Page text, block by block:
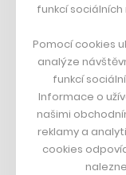
Francouzský
Dva golfisti, co
DESIGN
Bomma není
Originální
Nábytek z betonu
funkcí
Pomocí cookies
analýze
funkcí
Informace o
našimi
reklamy a
cookies